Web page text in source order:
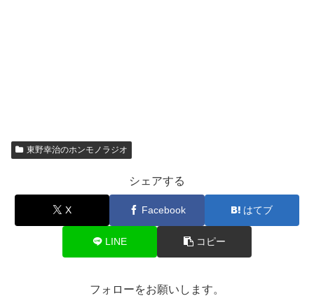
東野幸治のホンモノラジオ
シェアする
X Facebook はてブ
LINE コピー
フォローをお願いします。